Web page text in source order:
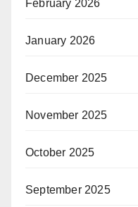
February 2026
January 2026
December 2025
November 2025
October 2025
September 2025